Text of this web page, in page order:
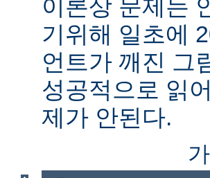
이론상 문제는
기위해 일초에
언트가 깨진 그
성공적으로 읽
제가 안된다.